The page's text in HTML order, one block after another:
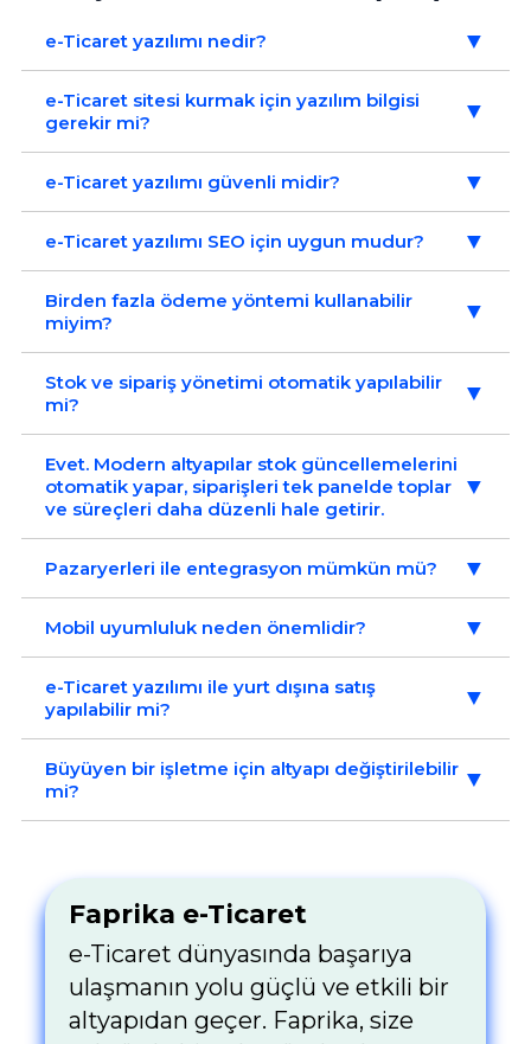
e-Ticaret yazılımı nedir? ▼
e-Ticaret sitesi kurmak için yazılım bilgisi
gerekir mi?
▼
e-Ticaret yazılımı güvenli midir? ▼
e-Ticaret yazılımı SEO için uygun mudur? ▼
Birden fazla ödeme yöntemi kullanabilir
miyim?
▼
Stok ve sipariş yönetimi otomatik yapılabilir
mi?
▼
Evet. Modern altyapılar stok güncellemelerini
otomatik yapar, siparişleri tek panelde toplar
ve süreçleri daha düzenli hale getirir.
▼
Pazaryerleri ile entegrasyon mümkün mü? ▼
Mobil uyumluluk neden önemlidir? ▼
e-Ticaret yazılımı ile yurt dışına satış
yapılabilir mi?
▼
Büyüyen bir işletme için altyapı değiştirilebilir
mi?
▼
Faprika e-Ticaret
e-Ticaret dünyasında başarıya
ulaşmanın yolu güçlü ve etkili bir
altyapıdan geçer. Faprika, size